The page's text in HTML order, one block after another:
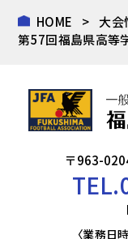
HOME
大会
第57回福島県高等
〒963-
TEL.
〈業務日